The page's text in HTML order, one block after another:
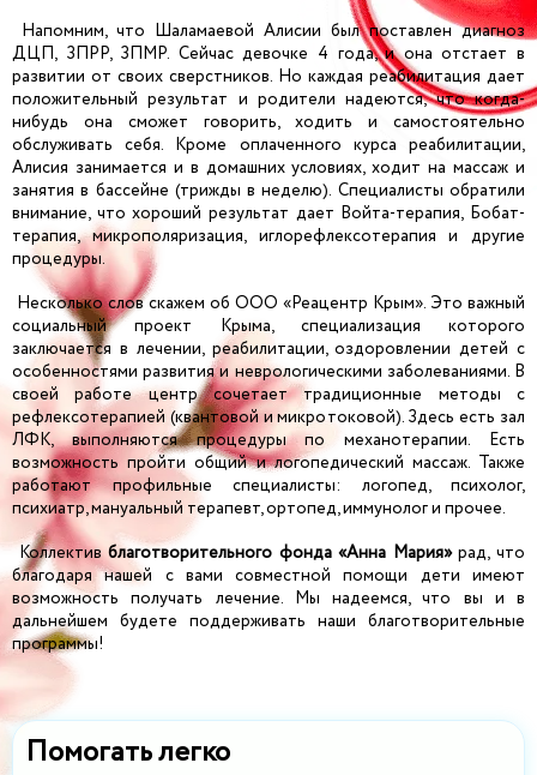
Помогать легко
Напомним, что Шаламаевой Алисии был поставлен диагноз
ДЦП, ЗПРР, ЗПМР. Сейчас девочке 4 года, и она отстает в
развитии от своих сверстников. Но каждая реабилитация дает
положительный результат и родители надеются, что когда-
нибудь она сможет говорить, ходить и самостоятельно
обслуживать себя. Кроме оплаченного курса реабилитации,
Алисия занимается и в домашних условиях, ходит на массаж и
занятия в бассейне (трижды в неделю). Специалисты обратили
внимание, что хороший результат дает Войта-терапия, Бобат-
терапия, микрополяризация, иглорефлексотерапия и другие
процедуры.
Несколько слов скажем об ООО «Реацентр Крым». Это важный
социальный проект Крыма, специализация которого
заключается в лечении, реабилитации, оздоровлении детей с
особенностями развития и неврологическими заболеваниями. В
своей работе центр сочетает традиционные методы с
рефлексотерапией (квантовой и микротоковой). Здесь есть зал
ЛФК, выполняются процедуры по механотерапии. Есть
возможность пройти общий и логопедический массаж. Также
работают профильные специалисты: логопед, психолог,
психиатр, мануальный терапевт, ортопед, иммунолог и прочее.
Коллективблаготворительного фонда «Анна Мария»рад, что
благодаря нашей с вами совместной помощи дети имеют
возможность получать лечение. Мы надеемся, что вы и в
дальнейшем будете поддерживать наши благотворительные
программы!